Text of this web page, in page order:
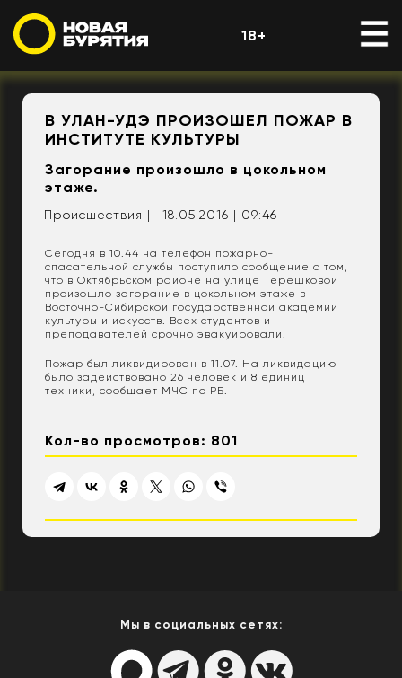
18+
В УЛАН-УДЭ ПРОИЗОШЕЛ ПОЖАР В
ИНСТИТУТЕ КУЛЬТУРЫ
Загорание произошло в цокольном
этаже.
Происшествия | 18.05.2016 | 09:46
Сегодня в 10.44 на телефон пожарно-
спасательной службы поступило сообщение о том,
что в Октябрьском районе на улице Терешковой
произошло загорание в цокольном этаже в
Восточно-Сибирской государственной академии
культуры и искусств. Всех студентов и
преподавателей срочно эвакуировали.
Пожар был ликвидирован в 11.07. На ликвидацию
было задействовано 26 человек и 8 единиц
техники, сообщает МЧС по РБ.
Кол-во просмотров: 801
Мы в социальных сетях: